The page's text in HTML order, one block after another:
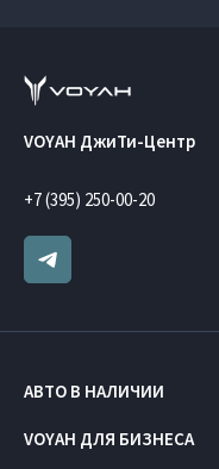
VOYAH ДжиТи-Центр
+7 (395) 250-00-20
АВТО В НАЛИЧИИ
VOYAH ДЛЯ БИЗНЕСА